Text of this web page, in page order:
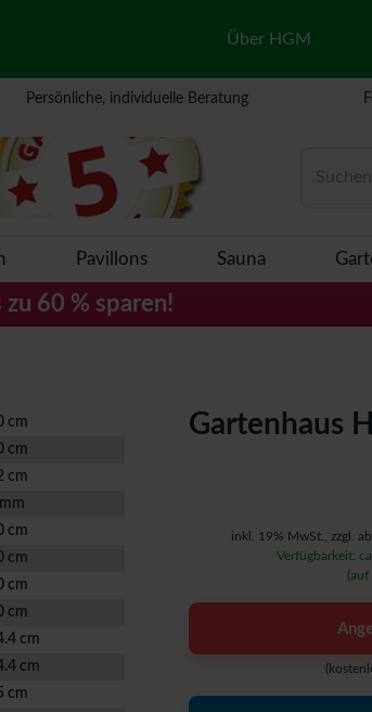
Über HGM
Persönliche, individuelle Beratung
Pavillons Sauna
60 % sparen!
cm
cm
cm
cm
cm
cm
cm
cm
cm
cm
Gartenhaus
inkl. 19% MwSt., zzgl.
Verfügbarkeit:
(auf